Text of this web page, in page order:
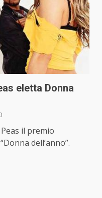
eletta Donna
il premio
dell’anno”.